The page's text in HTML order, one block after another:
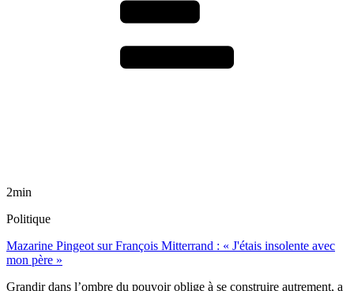
2min
Politique
Mazarine Pingeot sur François Mitterrand : « J'étais insolente avec
mon père »
Grandir dans l’ombre du pouvoir oblige à se construire autrement, a